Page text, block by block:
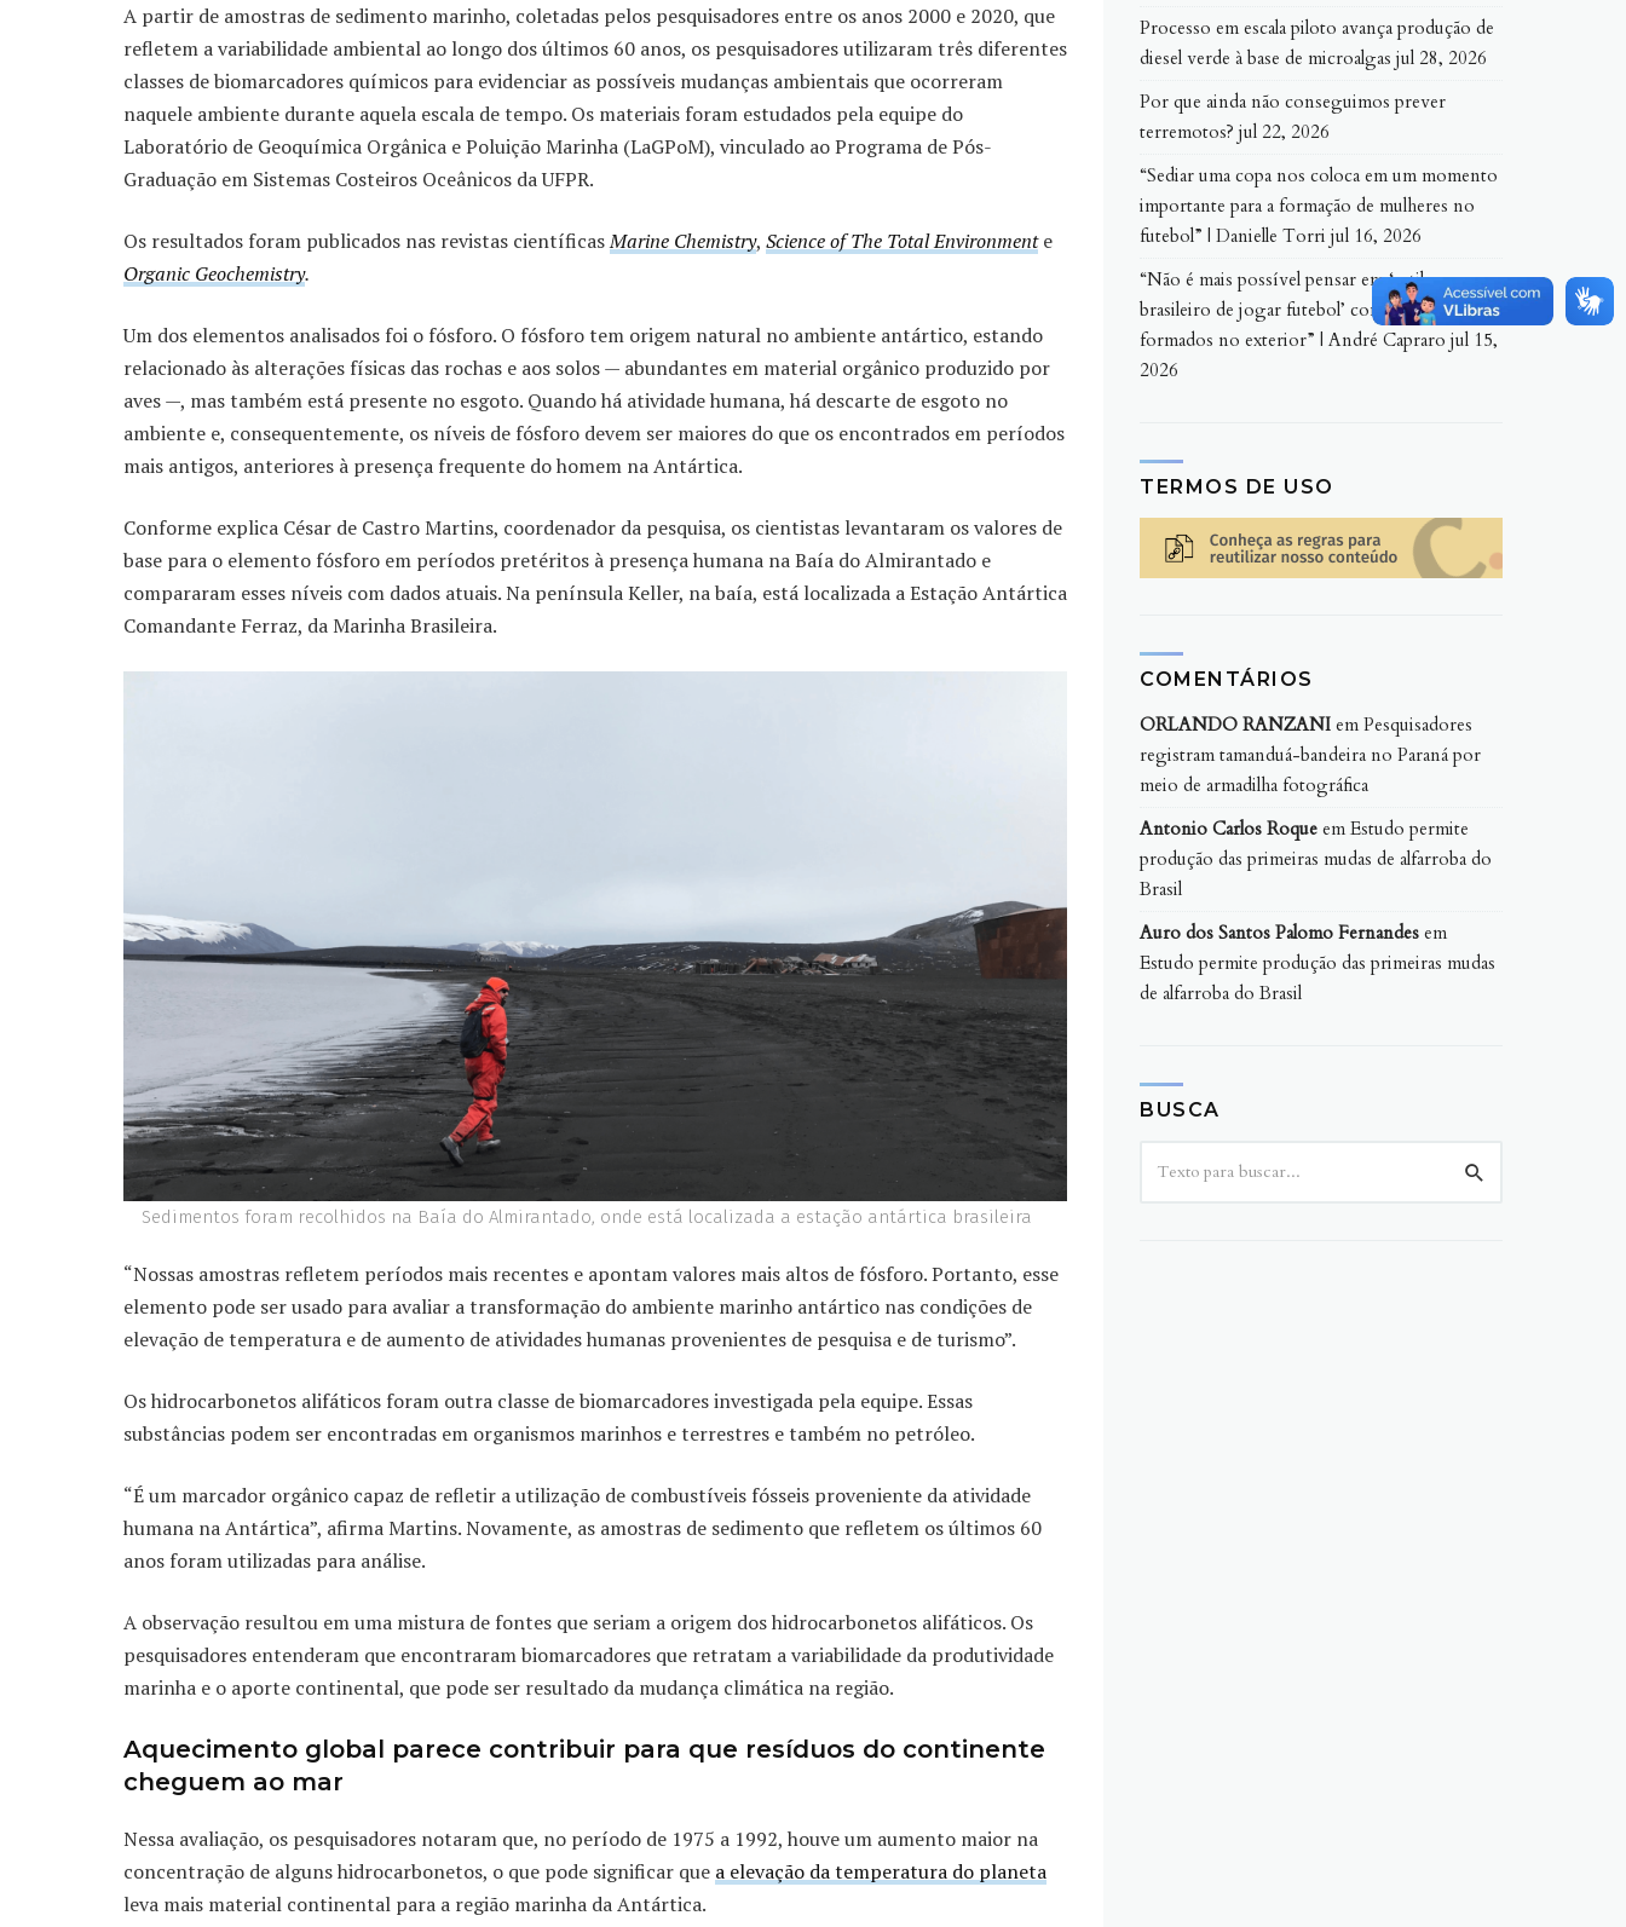
A partir de amostras de sedimento marinho, coletadas pelos pesquisadores entre os anos 2000 e 2020, que
refletem a variabilidade ambiental ao longo dos últimos 60 anos, os pesquisadores utilizaram três diferentes
classes de biomarcadores químicos para evidenciar as possíveis mudanças ambientais que ocorreram
naquele ambiente durante aquela escala de tempo. Os materiais foram estudados pela equipe do
Laboratório de Geoquímica Orgânica e Poluição Marinha (LaGPoM), vinculado ao Programa de Pós-
Graduação em Sistemas Costeiros Oceânicos da UFPR.
Os resultados foram publicados nas revistas científicasMarine Chemistry, Science of The Total Environmente
Organic Geochemistry.
Um dos elementos analisados foi o fósforo. O fósforo tem origem natural no ambiente antártico, estando
relacionado às alterações físicas das rochas e aos solos — abundantes em material orgânico produzido por
aves —, mas também está presente no esgoto. Quando há atividade humana, há descarte de esgoto no
ambiente e, consequentemente, os níveis de fósforo devem ser maiores do que os encontrados em períodos
mais antigos, anteriores à presença frequente do homem na Antártica.
Conforme explica César de Castro Martins, coordenador da pesquisa, os cientistas levantaram os valores de
base para o elemento fósforo em períodos pretéritos à presença humana na Baía do Almirantado e
compararam esses níveis com dados atuais. Na península Keller, na baía, está localizada a Estação Antártica
Comandante Ferraz, da Marinha Brasileira.
Sedimentos foram recolhidos na Baía do Almirantado, onde está localizada a estação antártica brasileira
“Nossas amostras refletem períodos mais recentes e apontam valores mais altos de fósforo. Portanto, esse
elemento pode ser usado para avaliar a transformação do ambiente marinho antártico nas condições de
elevação de temperatura e de aumento de atividades humanas provenientes de pesquisa e de turismo”.
Os hidrocarbonetos alifáticos foram outra classe de biomarcadores investigada pela equipe. Essas
substâncias podem ser encontradas em organismos marinhos e terrestres e também no petróleo.
“É um marcador orgânico capaz de refletir a utilização de combustíveis fósseis proveniente da atividade
humana na Antártica”, afirma Martins. Novamente, as amostras de sedimento que refletem os últimos 60
anos foram utilizadas para análise.
A observação resultou em uma mistura de fontes que seriam a origem dos hidrocarbonetos alifáticos. Os
pesquisadores entenderam que encontraram biomarcadores que retratam a variabilidade da produtividade
marinha e o aporte continental, que pode ser resultado da mudança climática na região.
Aquecimento global parece contribuir para que resíduos do continente
cheguem ao mar
Nessa avaliação, os pesquisadores notaram que, no período de 1975 a 1992, houve um aumento maior na
concentração de alguns hidrocarbonetos, o que pode significar que a elevação da temperatura do planeta
leva mais material continental para a região marinha da Antártica.
Processo em escala piloto avança produção de
diesel verde à base de microalgas jul 28, 2026
Por que ainda não conseguimos prever
terremotos? jul 22, 2026
“Sediar uma copa nos coloca em um momento
importante para a formação de mulheres no
futebol” | Danielle Torri jul 16, 2026
“Não é mais possível pensar em ‘estilo
brasileiro de jogar futebol’ com jogadores
formados no exterior” | André Capraro jul 15,
2026
TERMOS DE USO
COMENTÁRIOS
ORLANDO RANZANI em Pesquisadores
registram tamanduá-bandeira no Paraná por
meio de armadilha fotográfica
Antonio Carlos Roque em Estudo permite
produção das primeiras mudas de alfarroba do
Brasil
Auro dos Santos Palomo Fernandes em
Estudo permite produção das primeiras mudas
de alfarroba do Brasil
BUSCA